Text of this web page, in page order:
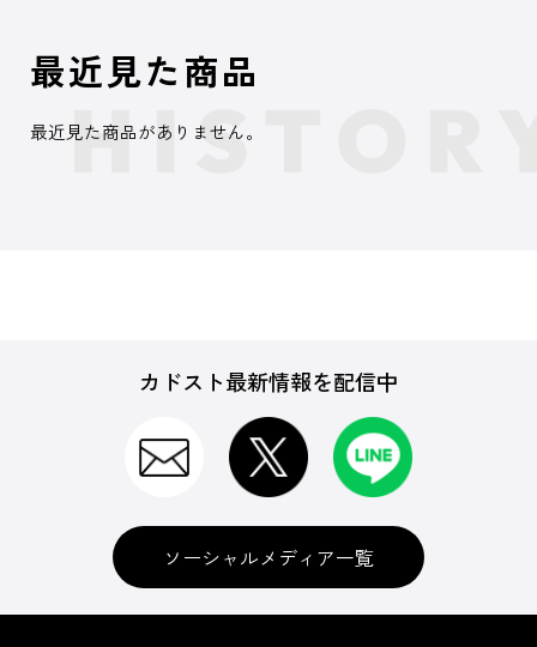
最近見た商品
最近見た商品がありません。
カドスト最新情報を配信中
ソーシャルメディア一覧